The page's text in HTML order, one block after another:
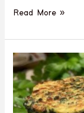
Read More »
Tortinha
de
Espinafre
e
Couve